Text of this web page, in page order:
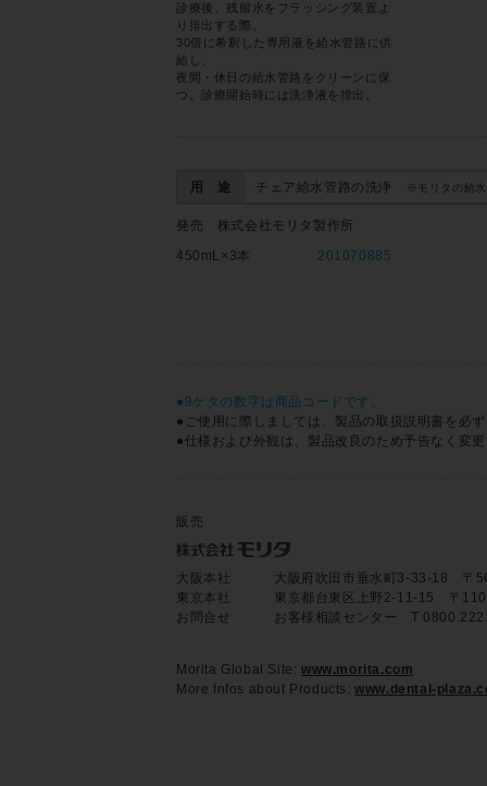
診療後、残留水をフラッシング装置よ
り排出する際、
30倍に希釈した専用液を給水管路に供
給し、
夜間・休日の給水管路をクリーンに保
つ。診療開始時には洗浄液を排出。
用 途 チェア給水管路の洗浄 ※モリタの給
発売 株式会社モリタ製作所
450mL×3本
201070885
●9ケタの数字は商品コードです。
●ご使用に際しましては、製品の取扱説明書を必
●仕様および外観は、製品改良のため予告なく変
販売
大阪本社
大阪府吹田市垂水町3-33-18
東京本社
東京都台東区上野2-11-15 〒
お問合せ
お客様相談センター T
Morita Global Site: www.morita.com
More Infos about Products:www.dental-